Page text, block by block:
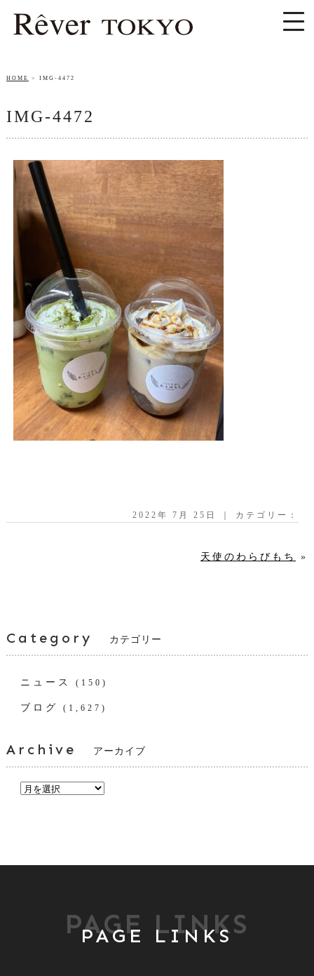
HOME IMG-4472
IMG-4472
2022年 7月 25日 ｜ カテゴリー：
天使のわらびもち »
Category カテゴリー
ニュース (150)
ブログ (1,627)
Archive アーカイブ
PAGE LINKS
PAGE LINKS